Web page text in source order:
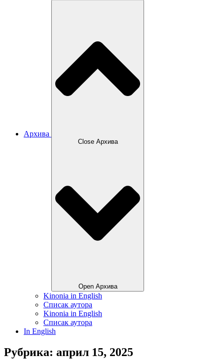
Архива
Close Архива
Open Архива
Kinonia in English
Списак аутора
Kinonia in English
Списак аутора
In English
Рубрика: април 15, 2025